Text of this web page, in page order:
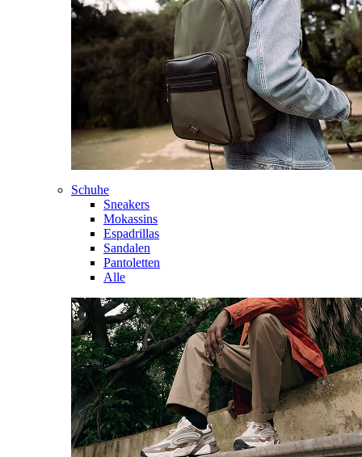
Schuhe
Sneakers
Mokassins
Espadrillas
Sandalen
Pantoletten
Alle